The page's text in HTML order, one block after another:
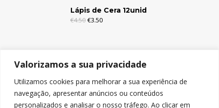
Valorizamos a sua privacidade
Utilizamos cookies para melhorar a sua experiência de
navegação, apresentar anúncios ou conteúdos
personalizados e analisar o nosso tráfego. Ao clicar em
Lápis de Cera 12unid
€4.50 €3.50
€2.95 €1.95
Lápis de Cor c/Borracha 12unid